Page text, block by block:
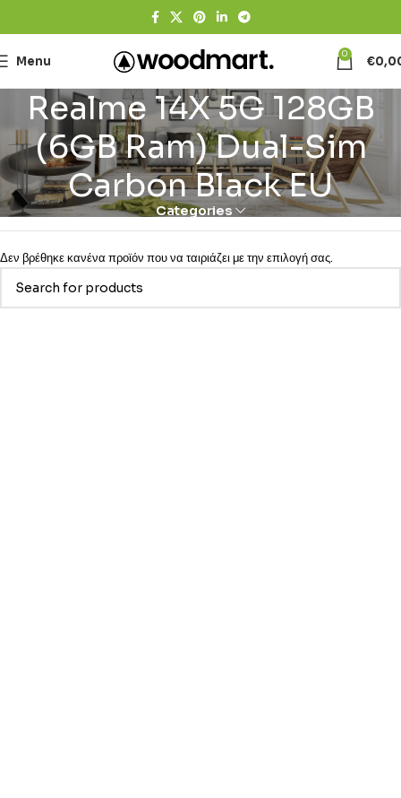
Menu 0 €
Realme 14X 5G 128GB
(6GB Ram) Dual-Sim
Carbon Black EU
Categories
Δεν βρέθηκε κανένα προϊόν που να ταιριάζει με την επιλογή σας.